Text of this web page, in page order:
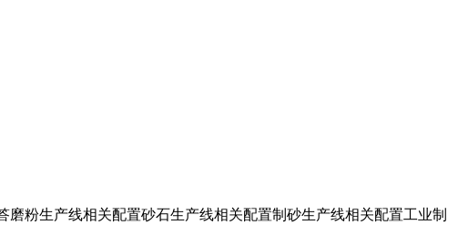
粉生产线相关配置砂石生产线相关配置制砂生产线相关配置工业制